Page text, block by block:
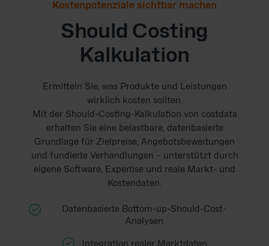
Kostenpotenziale sichtbar machen
Should Costing
Kalkulation
Ermitteln Sie, was Produkte und Leistungen
wirklich kosten sollten.
Mit der Should-Costing-Kalkulation von costdata
erhalten Sie eine belastbare, datenbasierte
Grundlage für Zielpreise, Angebotsbewertungen
und fundierte Verhandlungen – unterstützt durch
eigene Software, Expertise und reale Markt- und
Kostendaten.

Datenbasierte Bottom-up-Should-Cost-
Analysen
 Integration realer Marktdaten